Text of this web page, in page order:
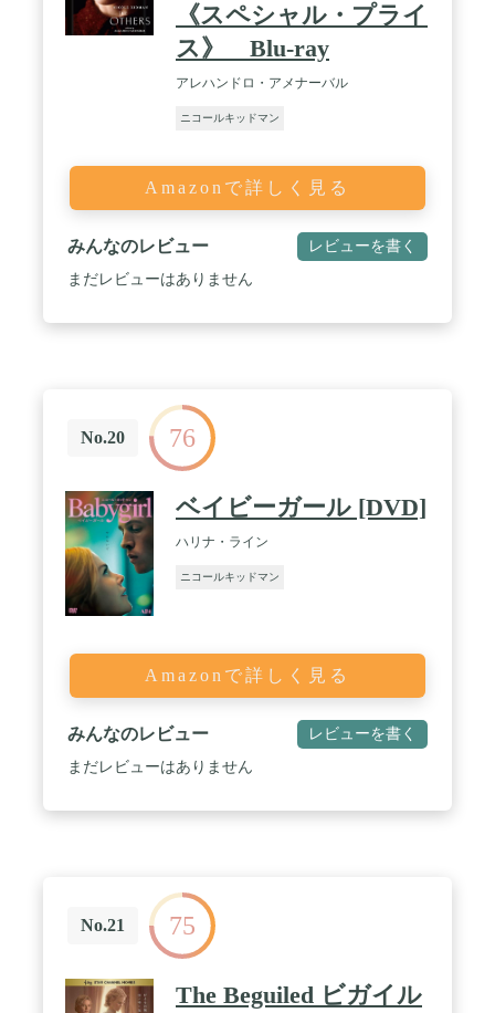
《スペシャル・プライ
ス》 Blu-ray
アレハンドロ・アメナーバル
ニコールキッドマン
Amazonで詳しく見る
みんなのレビュー レビューを書く
まだレビューはありません
No.20 76
ベイビーガール [DVD]
ハリナ・ライン
ニコールキッドマン
Amazonで詳しく見る
みんなのレビュー レビューを書く
まだレビューはありません
No.21 75
The Beguiled ビガイル